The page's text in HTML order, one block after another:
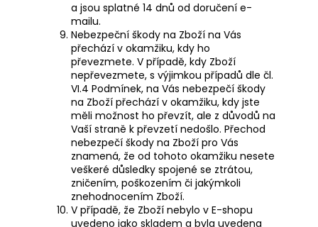
a jsou splatné 14 dnů od doručení e-
mailu.
Nebezpeční škody na Zboží na Vás
přechází v okamžiku, kdy ho
převezmete. V případě, kdy Zboží
nepřevezmete, s výjimkou případů dle čl.
VI.4 Podmínek, na Vás nebezpečí škody
na Zboží přechází v okamžiku, kdy jste
měli možnost ho převzít, ale z důvodů na
Vaší straně k převzetí nedošlo. Přechod
nebezpečí škody na Zboží pro Vás
znamená, že od tohoto okamžiku nesete
veškeré důsledky spojené se ztrátou,
zničením, poškozením či jakýmkoli
znehodnocením Zboží.
V případě, že Zboží nebylo v E-shopu
uvedeno jako skladem a byla uvedena